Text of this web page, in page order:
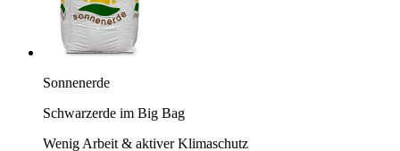
Sonnenerde
Schwarzerde im Big Bag
Wenig Arbeit & aktiver Klimaschutz